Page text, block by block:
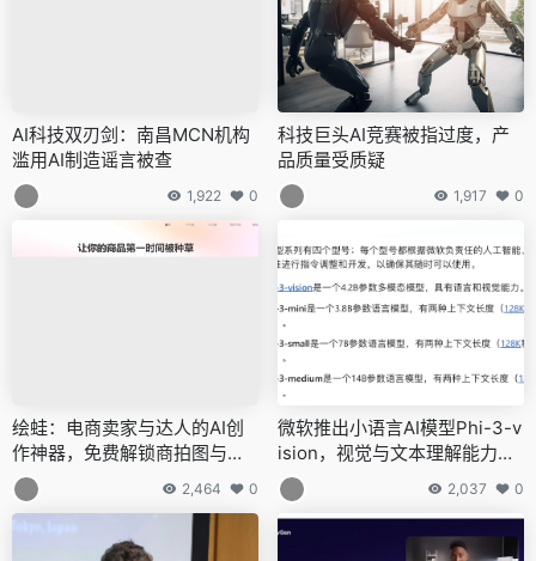
AI科技双刃剑：南昌MCN机构
滥用AI制造谣言被查
1,922 0
科技巨头AI竞赛被指过度，产
品质量受质疑
1,917 0
绘蛙：电商卖家与达人的AI创
作神器，免费解锁商拍图与种
草文案新纪元
2,464 0
微软推出小语言AI模型Phi-3-v
ision，视觉与文本理解能力显
著增强
2,037 0